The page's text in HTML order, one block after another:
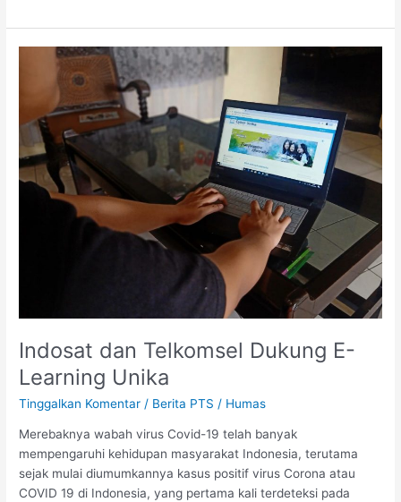
Indosat dan Telkomsel Dukung E-
Learning Unika
Tinggalkan Komentar / Berita PTS / Humas
Merebaknya wabah virus Covid-19 telah banyak
mempengaruhi kehidupan masyarakat Indonesia, terutama
sejak mulai diumumkannya kasus positif virus Corona atau
COVID 19 di Indonesia, yang pertama kali terdeteksi pada
Indosat
Dukung
Learning
Unika